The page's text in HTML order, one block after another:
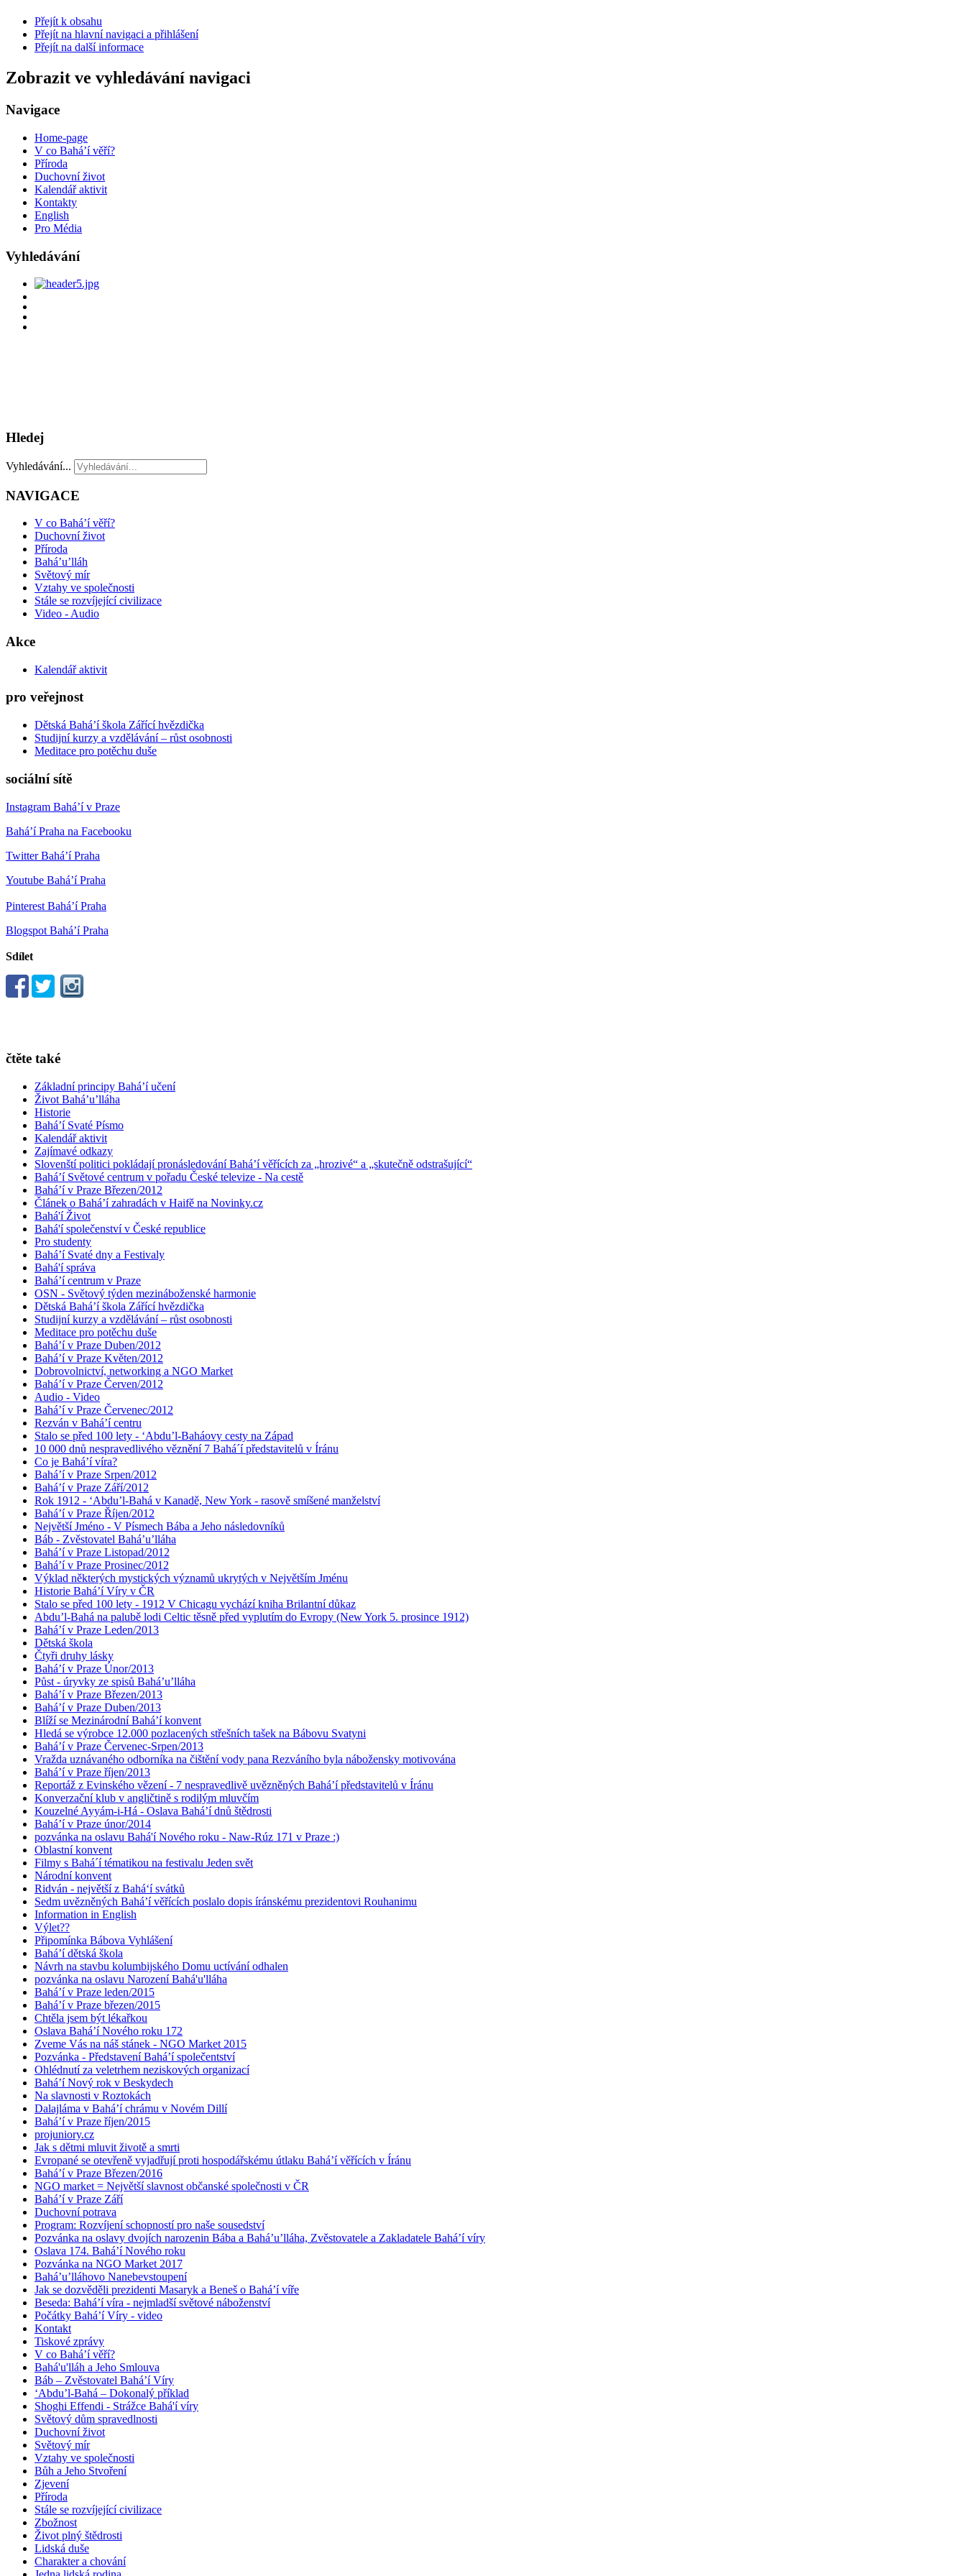
Přejít k obsahu
Přejít na hlavní navigaci a přihlášení
Přejít na další informace
Zobrazit ve vyhledávání navigaci
Navigace
Home-page
V co Bahá’í věří?
Příroda
Duchovní život
Kalendář aktivit
Kontakty
English
Pro Média
Vyhledávání
Hledej
Vyhledávání...
NAVIGACE
V co Bahá’í věří?
Duchovní život
Příroda
Bahá’u’lláh
Světový mír
Vztahy ve společnosti
Stále se rozvíjející civilizace
Video - Audio
Akce
Kalendář aktivit
pro veřejnost
Dětská Bahá’í škola Zářící hvězdička
Studijní kurzy a vzdělávání – růst osobnosti
Meditace pro potěchu duše
sociální sítě
Instagram Bahá’í v Praze
Bahá’í Praha na Facebooku
Twitter Bahá’í Praha
Youtube Bahá’í Praha
Pinterest Bahá’í Praha
Blogspot Bahá’í Praha
Sdílet
čtěte také
Základní principy Bahá’í učení
Život Bahá’u’lláha
Historie
Bahá’í Svaté Písmo
Kalendář aktivit
Zajímavé odkazy
Slovenští politici pokládají pronásledování Bahá’í věřících za „hrozivé“ a „skutečně odstrašující“
Bahá’í Světové centrum v pořadu České televize - Na cestě
Bahá’í v Praze Březen/2012
Článek o Bahá’í zahradách v Haifě na Novinky.cz
Bahá'í Život
Bahá'í společenství v České republice
Pro studenty
Bahá’í Svaté dny a Festivaly
Bahá'í správa
Bahá’í centrum v Praze
OSN - Světový týden mezináboženské harmonie
Dětská Bahá’í škola Zářící hvězdička
Studijní kurzy a vzdělávání – růst osobnosti
Meditace pro potěchu duše
Bahá’í v Praze Duben/2012
Bahá’í v Praze Květen/2012
Dobrovolnictví, networking a NGO Market
Bahá’í v Praze Červen/2012
Audio - Video
Bahá’í v Praze Červenec/2012
Rezván v Bahá’í centru
Stalo se před 100 lety - ‘Abdu’l-Baháovy cesty na Západ
10 000 dnů nespravedlivého věznění 7 Bahá´í představitelů v Íránu
Co je Bahá’í víra?
Bahá’í v Praze Srpen/2012
Bahá’í v Praze Září/2012
Rok 1912 - ‘Abdu’l-Bahá v Kanadě, New York - rasově smíšené manželství
Bahá’í v Praze Říjen/2012
Největší Jméno - V Písmech Bába a Jeho následovníků
Báb - Zvěstovatel Bahá’u’lláha
Bahá’í v Praze Listopad/2012
Bahá’í v Praze Prosinec/2012
Výklad některých mystických významů ukrytých v Největším Jménu
Historie Bahá’í Víry v ČR
Stalo se před 100 lety - 1912 V Chicagu vychází kniha Brilantní důkaz
Abdu’l-Bahá na palubě lodi Celtic těsně před vyplutím do Evropy (New York 5. prosince 1912)
Bahá’í v Praze Leden/2013
Dětská škola
Čtyři druhy lásky
Bahá’í v Praze Únor/2013
Půst - úryvky ze spisů Bahá’u’lláha
Bahá’í v Praze Březen/2013
Bahá’í v Praze Duben/2013
Blíží se Mezinárodní Bahá’í konvent
Hledá se výrobce 12.000 pozlacených střešních tašek na Bábovu Svatyni
Bahá’í v Praze Červenec-Srpen/2013
Vražda uznávaného odborníka na čištění vody pana Rezváního byla nábožensky motivována
Bahá’í v Praze říjen/2013
Reportáž z Evinského vězení - 7 nespravedlivě uvězněných Bahá’í představitelů v Íránu
Konverzační klub v angličtině s rodilým mluvčím
Kouzelné Ayyám-i-Há - Oslava Bahá’í dnů štědrosti
Bahá’í v Praze únor/2014
pozvánka na oslavu Bahá'í Nového roku - Naw-Rúz 171 v Praze :)
Oblastní konvent
Filmy s Bahá´í tématikou na festivalu Jeden svět
Národní konvent
Ridván - největší z Bahá‘í svátků
Sedm uvězněných Bahá’í věřících poslalo dopis íránskému prezidentovi Rouhanimu
Information in English
Výlet??
Připomínka Bábova Vyhlášení
Bahá’í dětská škola
Návrh na stavbu kolumbijského Domu uctívání odhalen
pozvánka na oslavu Narození Bahá'u'lláha
Bahá’í v Praze leden/2015
Bahá’í v Praze březen/2015
Chtěla jsem být lékařkou
Oslava Bahá’í Nového roku 172
Zveme Vás na náš stánek - NGO Market 2015
Pozvánka - Představení Bahá’í společentství
Ohlédnutí za veletrhem neziskových organizací
Bahá’í Nový rok v Beskydech
Na slavnosti v Roztokách
Dalajláma v Bahá’í chrámu v Novém Dillí
Bahá’í v Praze říjen/2015
projuniory.cz
Jak s dětmi mluvit životě a smrti
Evropané se otevřeně vyjadřují proti hospodářskému útlaku Bahá’í věřících v Íránu
Bahá’í v Praze Březen/2016
NGO market = Největší slavnost občanské společnosti v ČR
Bahá’í v Praze Září
Duchovní potrava
Program: Rozvíjení schopností pro naše sousedství
Pozvánka na oslavy dvojích narozenin Bába a Bahá’u’lláha, Zvěstovatele a Zakladatele Bahá’í víry
Oslava 174. Bahá’í Nového roku
Pozvánka na NGO Market 2017
Bahá’u’lláhovo Nanebevstoupení
Jak se dozvěděli prezidenti Masaryk a Beneš o Bahá’í víře
Beseda: Bahá’í víra - nejmladší světové náboženství
Počátky Bahá’í Víry - video
Kontakt
Tiskové zprávy
V co Bahá’í věří?
Bahá'u'lláh a Jeho Smlouva
Báb – Zvěstovatel Bahá’í Víry
‘Abdu’l-Bahá – Dokonalý příklad
Shoghi Effendi - Strážce Bahá'í víry
Světový dům spravedlnosti
Duchovní život
Světový mír
Vztahy ve společnosti
Bůh a Jeho Stvoření
Zjevení
Příroda
Stále se rozvíjející civilizace
Zbožnost
Život plný štědrosti
Lidská duše
Charakter a chování